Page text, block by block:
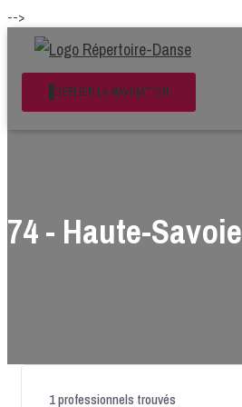
-->
DÉPLIER LA NAVIGATION
74 - Haute-Savoie
1professionnels trouvés